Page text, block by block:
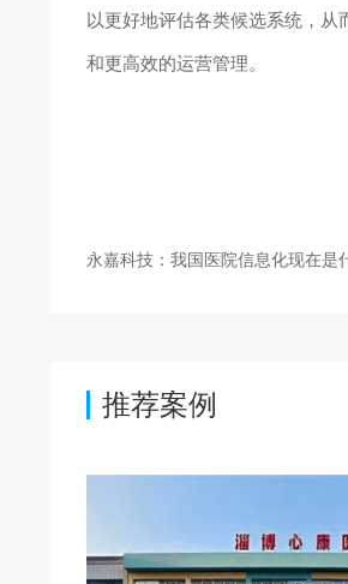
以更好地评估各类候选系统，
和更高效的运营管理。
推荐案例